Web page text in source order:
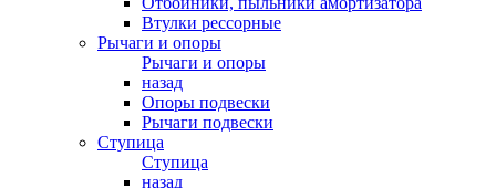
Втулки рессорные
Рычаги и опоры
Рычаги и опоры
назад
Опоры подвески
Рычаги подвески
Ступица
Ступица
назад